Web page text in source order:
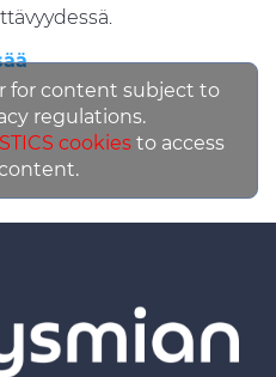
for content subject to
regulations.
cookiesto access